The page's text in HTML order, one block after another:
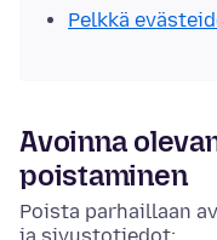
Pelkkä
Avoinna
poistaminen
Poista parhaillaan